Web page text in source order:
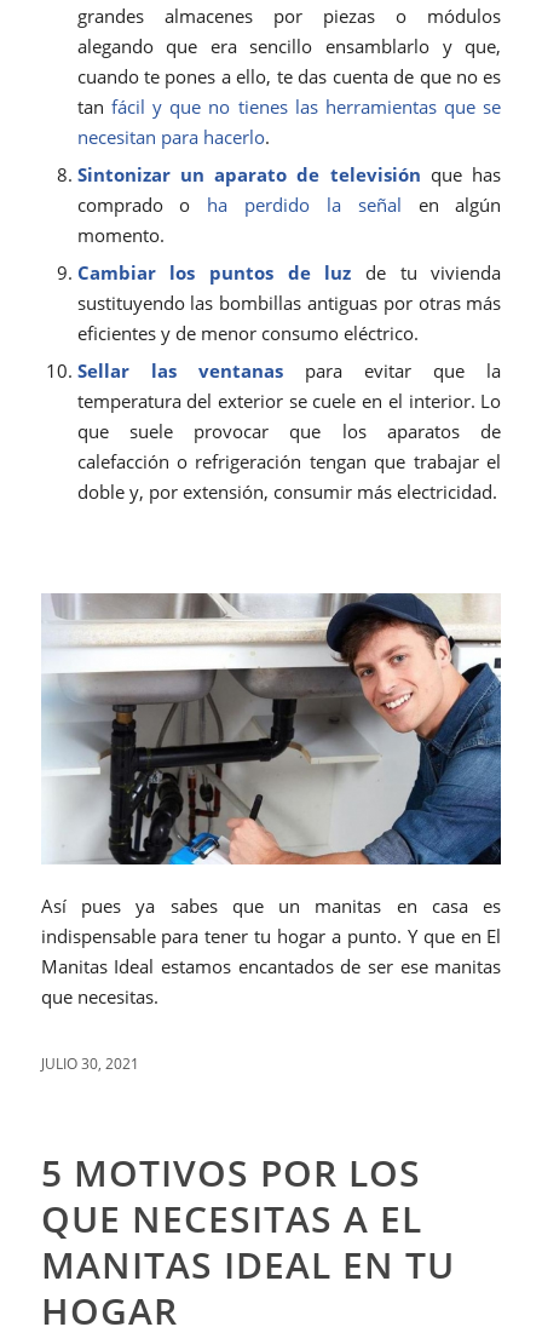
grandes almacenes por piezas o módulos
alegando que era sencillo ensamblarlo y que,
cuando te pones a ello, te das cuenta de que no es
tan fácil y que no tienes las herramientas que se
necesitan para hacerlo.
Sintonizar un aparato de televisión que has
comprado o ha perdido la señal en algún
momento.
Cambiar los puntos de luz de tu vivienda
sustituyendo las bombillas antiguas por otras más
eficientes y de menor consumo eléctrico.
Sellar las ventanaspara evitar que la
temperatura del exterior se cuele en el interior. Lo
que suele provocar que los aparatos de
calefacción o refrigeración tengan que trabajar el
doble y, por extensión, consumir más electricidad.
Así pues ya sabes que un manitas en casa es
indispensable para tener tu hogar a punto. Y que en El
Manitas Ideal estamos encantados de ser ese manitas
que necesitas.
JULIO 30, 2021
5 MOTIVOS POR LOS
QUE NECESITAS A EL
MANITAS IDEAL EN TU
HOGAR